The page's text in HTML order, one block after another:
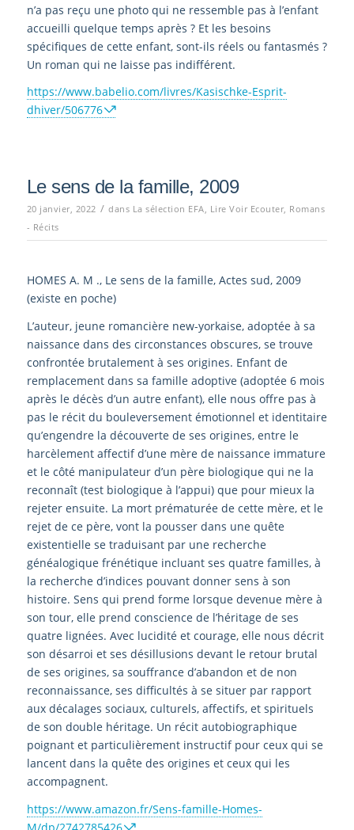
n’a pas reçu une photo qui ne ressemble pas à l’enfant
accueilli quelque temps après ? Et les besoins
spécifiques de cette enfant, sont-ils réels ou fantasmés ?
Un roman qui ne laisse pas indifférent.
https://www.babelio.com/livres/Kasischke-Esprit-
dhiver/506776
Le sens de la famille, 2009
20 janvier, 2022 / dans La sélection EFA, Lire Voir Ecouter, Romans
- Récits
HOMES A. M ., Le sens de la famille, Actes sud, 2009
(existe en poche)
L’auteur, jeune romancière new-yorkaise, adoptée à sa
naissance dans des circonstances obscures, se trouve
confrontée brutalement à ses origines. Enfant de
remplacement dans sa famille adoptive (adoptée 6 mois
après le décès d’un autre enfant), elle nous offre pas à
pas le récit du bouleversement émotionnel et identitaire
qu’engendre la découverte de ses origines, entre le
harcèlement affectif d’une mère de naissance immature
et le côté manipulateur d’un père biologique qui ne la
reconnaît (test biologique à l’appui) que pour mieux la
rejeter ensuite. La mort prématurée de cette mère, et le
rejet de ce père, vont la pousser dans une quête
existentielle se traduisant par une recherche
généalogique frénétique incluant ses quatre familles, à
la recherche d’indices pouvant donner sens à son
histoire. Sens qui prend forme lorsque devenue mère à
son tour, elle prend conscience de l’héritage de ses
quatre lignées. Avec lucidité et courage, elle nous décrit
son désarroi et ses désillusions devant le retour brutal
de ses origines, sa souffrance d’abandon et de non
reconnaissance, ses difficultés à se situer par rapport
aux décalages sociaux, culturels, affectifs, et spirituels
de son double héritage. Un récit autobiographique
poignant et particulièrement instructif pour ceux qui se
lancent dans la quête des origines et ceux qui les
accompagnent.
https://www.amazon.fr/Sens-famille-Homes-